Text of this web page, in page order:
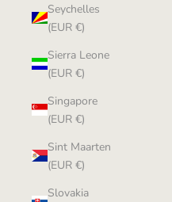
Seychelles
(EUR €)
Sierra Leone
(EUR €)
Singapore
(EUR €)
Sint Maarten
(EUR €)
Slovakia